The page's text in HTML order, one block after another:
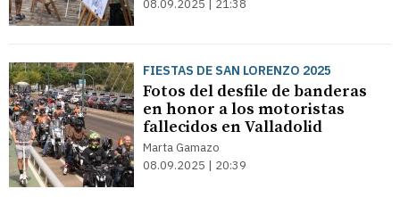
08.09.2025 | 21:38
FIESTAS DE SAN LORENZO 2025
Fotos del desfile de banderas
en honor a los motoristas
fallecidos en Valladolid
Marta Gamazo
08.09.2025 | 20:39